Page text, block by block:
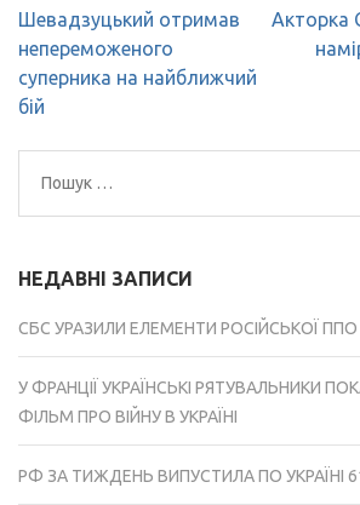
Навігація
записів
Шевадзуцький отримав
непереможеного
суперника на найближчий
бій
Акторка
Пошук:
НЕДАВНІ ЗАПИСИ
СБС УРАЗИЛИ ЕЛЕМЕНТИ РОСІЙСЬКОЇ ППО
У ФРАНЦІЇ УКРАЇНСЬКІ РЯТУВАЛЬНИКИ
ФІЛЬМ ПРО ВІЙНУ В УКРАЇНІ
РФ ЗА ТИЖДЕНЬ ВИПУСТИЛА ПО УКРАЇНІ